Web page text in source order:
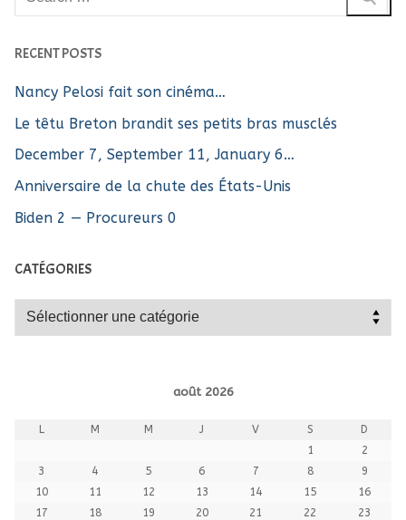
:
RECENT POSTS
Nancy Pelosi fait son cinéma…
Le têtu Breton brandit ses petits bras musclés
December 7, September 11, January 6…
Anniversaire de la chute des États-Unis
Biden 2 — Procureurs 0
CATÉGORIES
Catégories
août 2026
L M M J V S
D
1
2
3
4 5 6 7 8
9
10
11 12 13 14 15
16
17
18 19 20 21 22
23